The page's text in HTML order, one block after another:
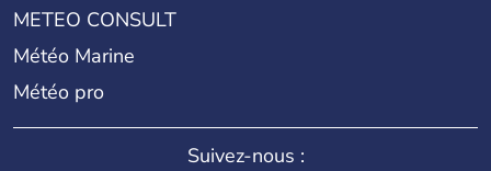
METEO CONSULT
Météo Marine
Météo pro
Suivez-nous :